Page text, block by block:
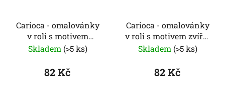
Carioca - omalovánky
v roli s motivem
džungle + 6 pastelek
Skladem (>5 ks)
82 Kč
Carioca - omalovánky
v roli s motivem zvířat
a písmen + 6 pastelek
Skladem (>5 ks)
82 Kč